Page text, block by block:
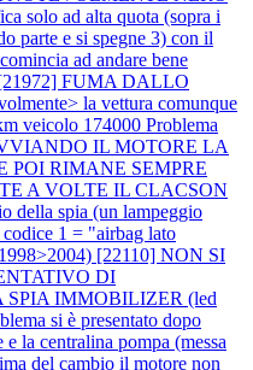
solo ad alta quota (sopra i
parte e si spegne 3) con il
ad andare bene
[21972] FUMA DALLO
la vettura comunque
veicolo 174000 Problema
IL MOTORE LA
POI RIMANE SEMPRE
A VOLTE IL CLACSON
della spia (un lampeggio
1 = "airbag lato
[22110] NON SI
DI
IMMOBILIZER (led
si è presentato dopo
la centralina pompa (messa
del cambio il motore non